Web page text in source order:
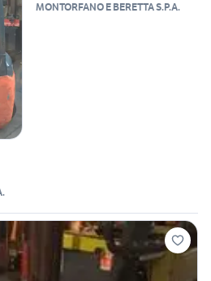
MONTORFANO E BERETTA S.P.A.